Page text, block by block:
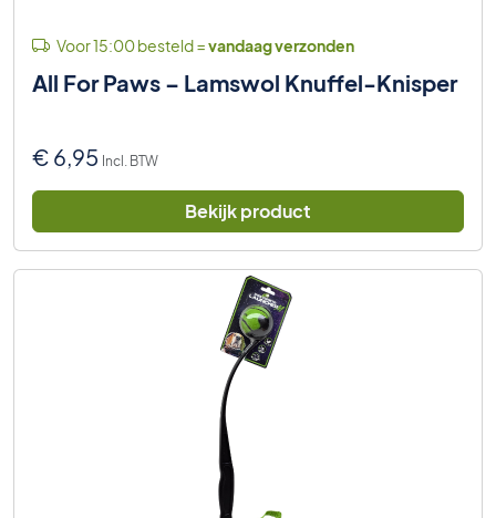
Voor 15:00 besteld =vandaag verzonden
All For Paws – Lamswol Knuffel-Knisper
€ 6,95 Incl. BTW
Bekijk product